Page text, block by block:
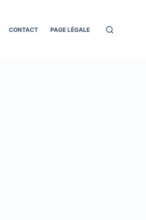
CONTACT PAGE LÉGALE